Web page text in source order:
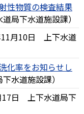
性物質の検査結果
道局下水道施設課）
月10日
上下水道
化率をお知らせし
水道施設課）
日
上下水道局下